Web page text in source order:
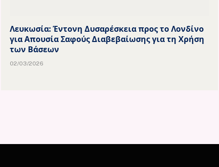
Λευκωσία: Έντονη Δυσαρέσκεια προς το Λονδίνο
για Απουσία Σαφούς Διαβεβαίωσης για τη Χρήση
των Βάσεων
02/03/2026